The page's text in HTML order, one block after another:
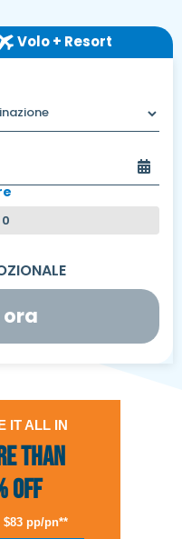
Volo + Resort
0
ora
IT ALL IN
than
Off
$83 pp/pn**